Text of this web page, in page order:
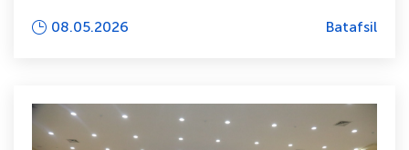
08.05.2026 Batafsil